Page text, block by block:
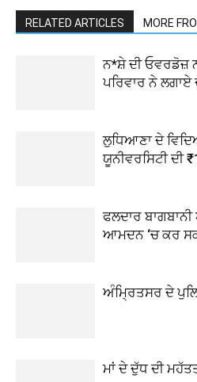
RELATED ARTICLES MORE
ਨ*ਸ਼ੇ ਦੀ ਓਵਰਡੋਜ਼
ਪਰਿਵਾਰ ਨੇ ਲਗਾਏ
ਲੁਧਿਆਣਾ ਦੇ
ਯੂਨੀਵਰਸਿਟੀ ਦੀ
ਫਲਦਾਰ
ਆਮਦਨ ‘ਚ ਕਰ
ਅੰਮ੍ਰਿਤਸਰ ਦੇ
ਮਾਂ ਦੇ ਦੁੱਧ ਦੀ